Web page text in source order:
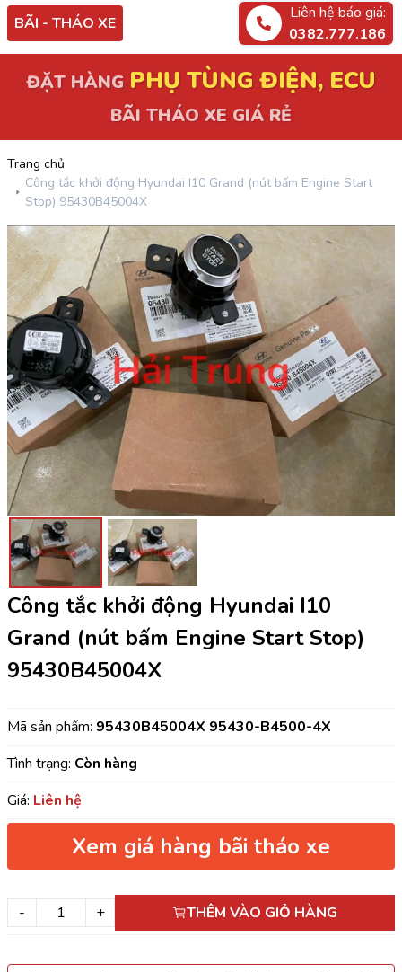
BÃI - THÁO XE
Liên hệ báo giá:
0382.777.186
ĐẶT HÀNGPHỤ TÙNG ĐIỆN, ECU
BÃI THÁO XE GIÁ RẺ
Trang chủ
Công tắc khởi động Hyundai I10 Grand (nút bấm Engine Start
Stop) 95430B45004X
Công tắc khởi động Hyundai I10
Grand (nút bấm Engine Start Stop)
95430B45004X
Mã sản phẩm: 95430B45004X 95430-B4500-4X
Tình trạng: Còn hàng
Giá: Liên hệ
Xem giá hàng bãi tháo xe
- + THÊM VÀO GIỎ HÀNG